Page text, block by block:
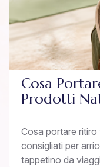
Cosa
Prodotti
Cosa portare
consigliati per
tappetino da